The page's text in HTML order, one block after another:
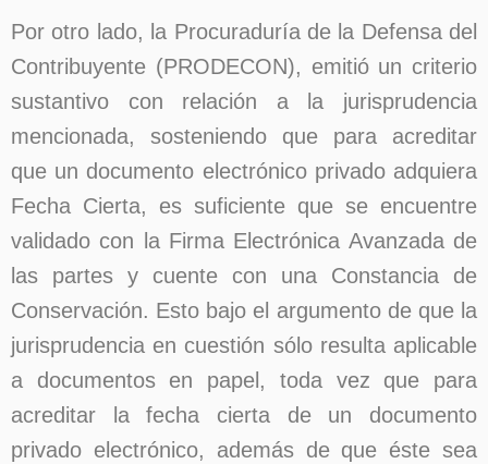
Por otro lado, la Procuraduría de la Defensa del
Contribuyente (PRODECON), emitió un criterio
sustantivo con relación a la jurisprudencia
mencionada, sosteniendo que para acreditar
que un documento electrónico privado adquiera
Fecha Cierta, es suficiente que se encuentre
validado con la Firma Electrónica Avanzada de
las partes y cuente con una Constancia de
Conservación. Esto bajo el argumento de que la
jurisprudencia en cuestión sólo resulta aplicable
a documentos en papel, toda vez que para
acreditar la fecha cierta de un documento
privado electrónico, además de que éste sea